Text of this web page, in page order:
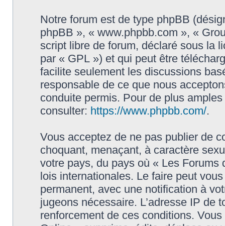
Notre forum est de type phpBB
phpBB », « www.phpbb.com », «
script libre de forum, déclaré sous la
par « GPL ») et qui peut être
facilite seulement les discussions
responsable de ce que nous
conduite permis. Pour de plus
consulter: https://www.phpbb.com/.
Vous acceptez de ne pas publier de
choquant, menaçant, à caractère
votre pays, du pays où « Les
lois internationales. Le faire peut
permanent, avec une notification à
jugeons nécessaire. L’adresse IP de
renforcement de ces conditions.